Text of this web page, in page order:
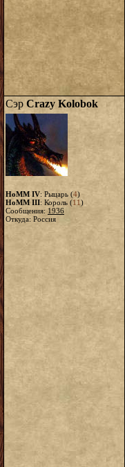
Сэр Crazy Kolobok
HoMM IV: Рыцарь (4)
HoMM III: Король (11)
Сообщения:1936
Откуда: Россия